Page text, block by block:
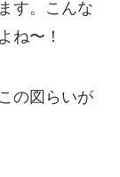
す。こんな
ね〜！
の図らいが